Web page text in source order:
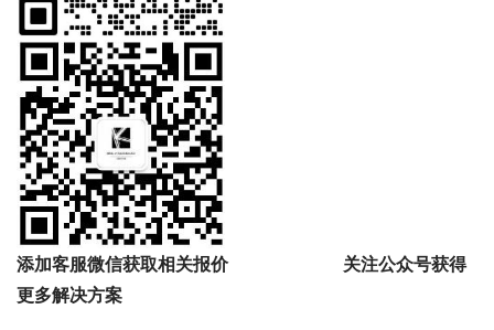
添加客服微信获取相关报价
关注公众号获得
更多解决方案